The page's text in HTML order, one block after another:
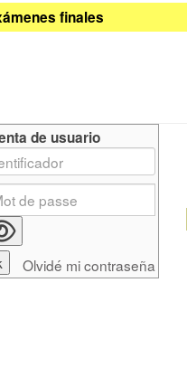
finales
de usuario
Olvidé mi contraseña